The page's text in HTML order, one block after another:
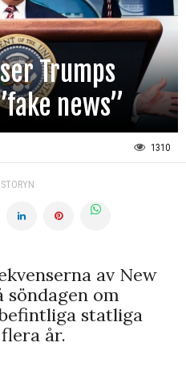
Trumps
news”
1310
av New
söndagen om
statliga
år.